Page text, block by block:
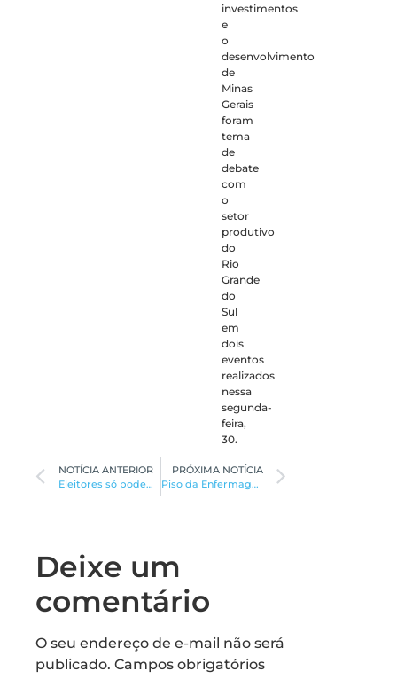
investimentos
e
o
desenvolvimento
de
Minas
Gerais
foram
tema
de
debate
com
o
setor
produtivo
do
Rio
Grande
do
Sul
em
dois
eventos
realizados
nessa
segunda-
feira,
30.
NOTÍCIA ANTERIOR
Eleitores só podem ser presos em flagrante
PRÓXIMA NOTÍCIA
Piso da Enfermagem chega a R$ 3,1 milhões
Deixe um
comentário
O seu endereço de e-mail não será
publicado. Campos obrigatórios